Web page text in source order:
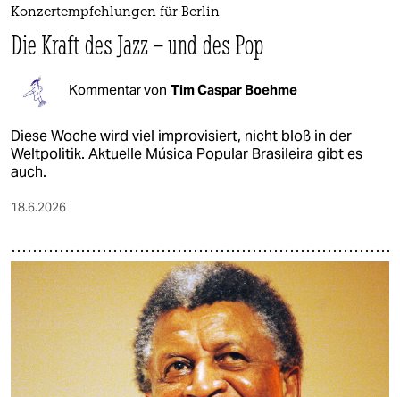
Konzertempfehlungen für Berlin
Die Kraft des Jazz – und des Pop
Kommentar von Tim Caspar Boehme
Diese Woche wird viel improvisiert, nicht bloß in der
Weltpolitik. Aktuelle Música Popular Brasileira gibt es
auch.
18.6.2026